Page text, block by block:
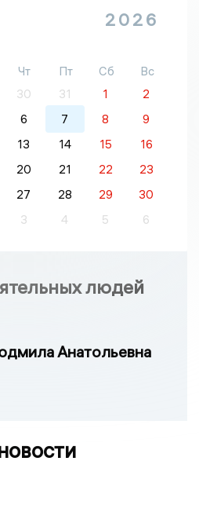
2026
Чт Пт Сб
Вс
30 31 1
2
6 7 8
9
13 14 15
16
20 21 22
23
27 28 29
30
3 4 5 6
людей
Анатольевна